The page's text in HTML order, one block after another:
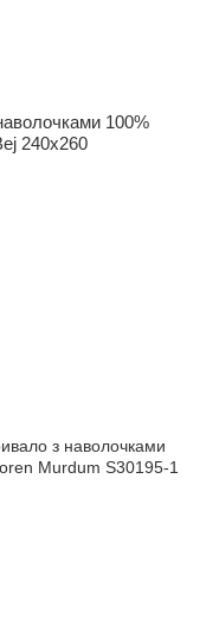
100%
240х260